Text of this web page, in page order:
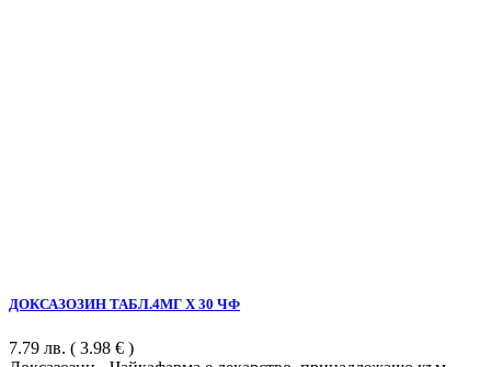
ДОКСАЗОЗИН ТАБЛ.4МГ Х 30 ЧФ
7.79 лв. ( 3.98 € )